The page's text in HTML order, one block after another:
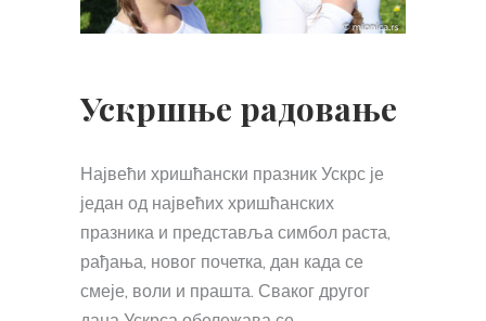
Ускршње радовање
Највећи хришћански празник Ускрс је
један од највећих хришћанских
празника и представља симбол раста,
рађања, новог почетка, дан када се
смеје, воли и прашта. Сваког другог